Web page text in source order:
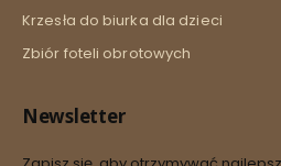
Krzesła do biurka dla dzieci
Zbiór foteli obrotowych
Newsletter